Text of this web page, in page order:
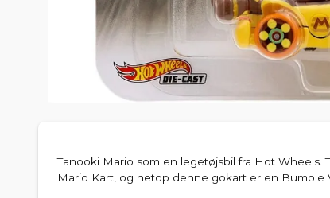
Tanooki Mario som en legetøjsbil fra Hot Wheels.
Mario Kart, og netop denne gokart er en Bumble